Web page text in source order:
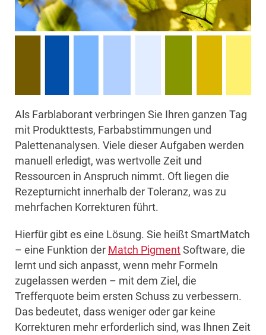
Als Farblaborant verbringen Sie Ihren ganzen Tag
mit Produkttests, Farbabstimmungen und
Palettenanalysen. Viele dieser Aufgaben werden
manuell erledigt, was wertvolle Zeit und
Ressourcen in Anspruch nimmt. Oft liegen die
Rezepturnicht innerhalb der Toleranz, was zu
mehrfachen Korrekturen führt.
Hierfür gibt es eine Lösung. Sie heißt SmartMatch
– eine Funktion der Match PigmentSoftware, die
lernt und sich anpasst, wenn mehr Formeln
zugelassen werden – mit dem Ziel, die
Trefferquote beim ersten Schuss zu verbessern.
Das bedeutet, dass weniger oder gar keine
Korrekturen mehr erforderlich sind, was Ihnen Zeit